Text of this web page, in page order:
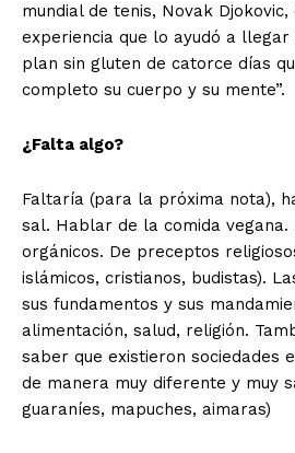
mundial de tenis, Novak
experiencia que lo ayudó a llegar
plan sin gluten de catorce días
completo su cuerpo y su mente”.
¿Falta algo?
Faltaría (para la próxima nota),
sal. Hablar de la comida vegana.
orgánicos. De preceptos
islámicos, cristianos, budistas).
sus fundamentos y sus
alimentación, salud, religión.
saber que existieron sociedades
de manera muy diferente y muy
guaraníes, mapuches, aimaras)